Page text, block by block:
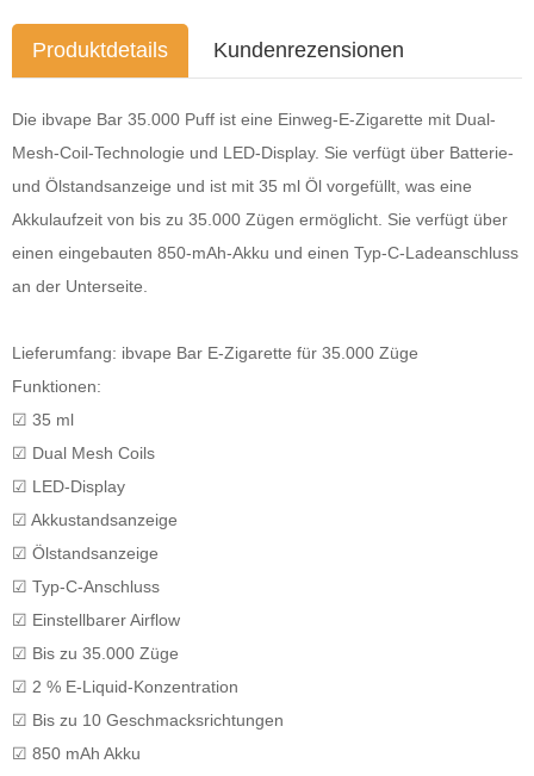
Produktdetails Kundenrezensionen
Die ibvape Bar 35.000 Puff ist eine Einweg-E-Zigarette mit Dual-
Mesh-Coil-Technologie und LED-Display. Sie verfügt über Batterie-
und Ölstandsanzeige und ist mit 35 ml Öl vorgefüllt, was eine
Akkulaufzeit von bis zu 35.000 Zügen ermöglicht. Sie verfügt über
einen eingebauten 850-mAh-Akku und einen Typ-C-Ladeanschluss
an der Unterseite.
Lieferumfang: ibvape Bar E-Zigarette für 35.000 Züge
Funktionen:
☑ 35 ml
☑ Dual Mesh Coils
☑ LED-Display
☑ Akkustandsanzeige
☑ Ölstandsanzeige
☑ Typ-C-Anschluss
☑ Einstellbarer Airflow
☑ Bis zu 35.000 Züge
☑ 2 % E-Liquid-Konzentration
☑ Bis zu 10 Geschmacksrichtungen
☑ 850 mAh Akku